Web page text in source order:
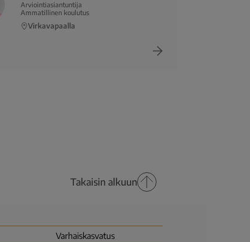
Arviointiasiantuntija
Ammatillinen koulutus
Virkavapaalla
Takaisin alkuun
Varhais­kasvatus